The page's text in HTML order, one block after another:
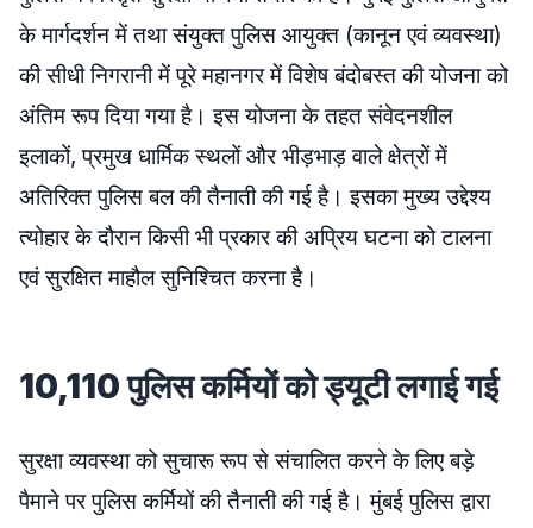
के मार्गदर्शन में तथा संयुक्त पुलिस आयुक्त (कानून एवं व्यवस्था)
की सीधी निगरानी में पूरे महानगर में विशेष बंदोबस्त की योजना को
अंतिम रूप दिया गया है। इस योजना के तहत संवेदनशील
इलाकों, प्रमुख धार्मिक स्थलों और भीड़भाड़ वाले क्षेत्रों में
अतिरिक्त पुलिस बल की तैनाती की गई है। इसका मुख्य उद्देश्य
त्योहार के दौरान किसी भी प्रकार की अप्रिय घटना को टालना
एवं सुरक्षित माहौल सुनिश्चित करना है।
10,110 पुलिस कर्मियों को ड्यूटी लगाई गई
सुरक्षा व्यवस्था को सुचारू रूप से संचालित करने के लिए बड़े
पैमाने पर पुलिस कर्मियों की तैनाती की गई है। मुंबई पुलिस द्वारा